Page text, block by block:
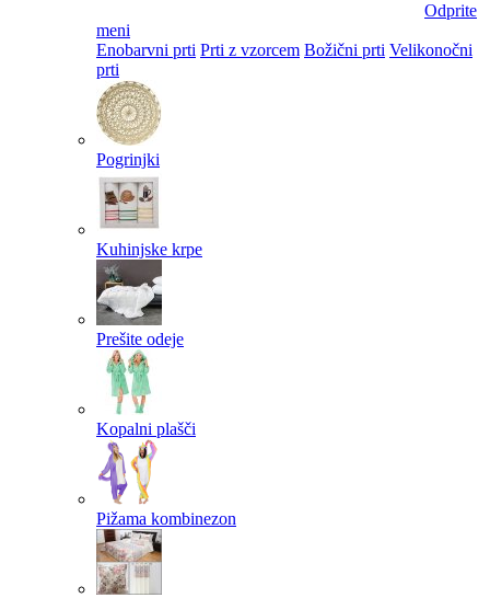
Odprite
meni
Enobarvni prti Prti z vzorcem Božični prti Velikonočni
prti​
Pogrinjki
Kuhinjske krpe
Prešite odeje
Kopalni plašči
Pižama kombinezon